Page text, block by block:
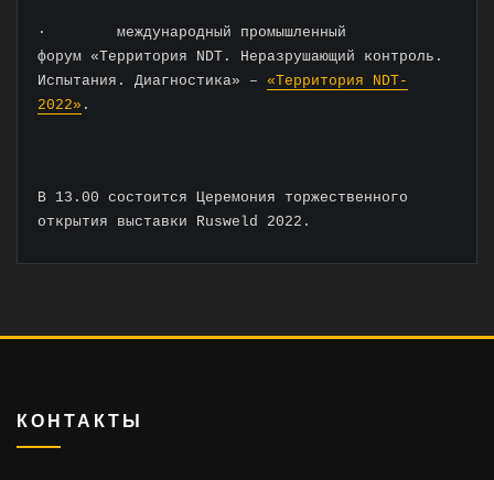
· международный промышленный
форум «Территория NDT. Неразрушающий контроль.
Испытания. Диагностика» – «Территория NDT-
2022» .
В 13.00 состоится Церемония торжественного
открытия выставки Rusweld 2022.
КОНТАКТЫ